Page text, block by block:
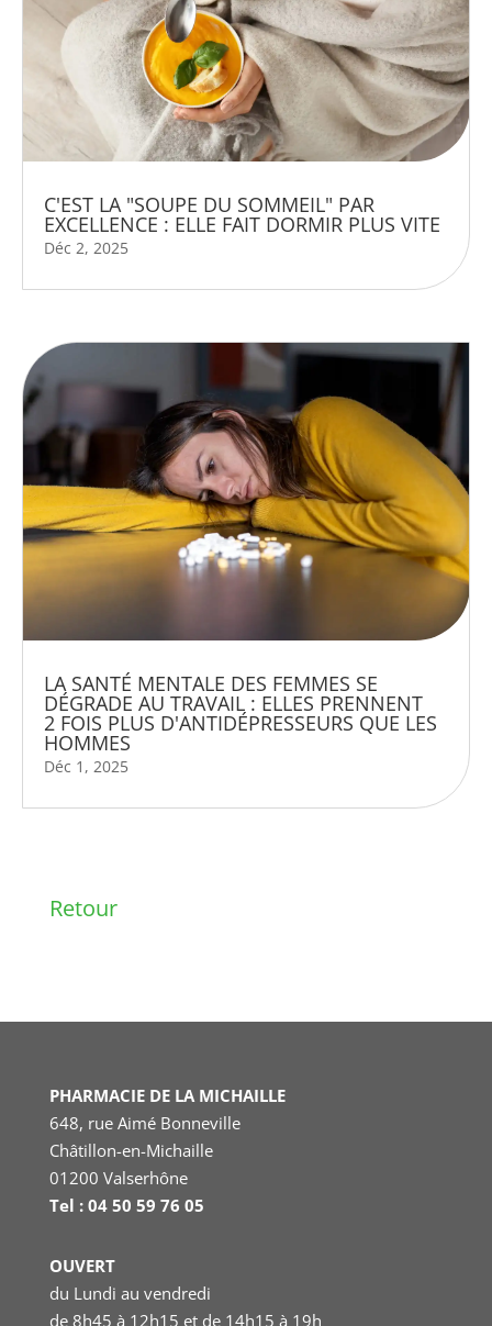
C'EST LA "SOUPE DU SOMMEIL" PAR
EXCELLENCE : ELLE FAIT DORMIR PLUS VITE
Déc 2, 2025
LA SANTÉ MENTALE DES FEMMES SE
DÉGRADE AU TRAVAIL : ELLES PRENNENT
2 FOIS PLUS D'ANTIDÉPRESSEURS QUE LES
HOMMES
Déc 1, 2025
Retour
PHARMACIE DE LA MICHAILLE
648, rue Aimé Bonneville
Châtillon-en-Michaille
01200 Valserhône
Tel : 04 50 59 76 05
OUVERT
du Lundi au vendredi
de 8h45 à 12h15 et de 14h15 à 19h